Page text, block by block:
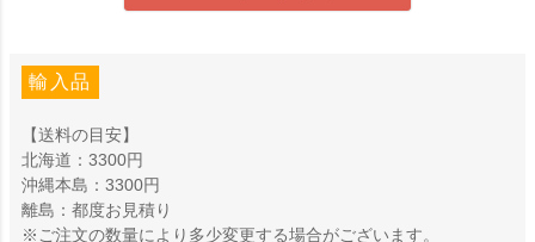
輸入品
【送料の目安】
北海道：3300円
沖縄本島：3300円
離島：都度お見積り
※ご注文の数量により多少変更する場合がございます。